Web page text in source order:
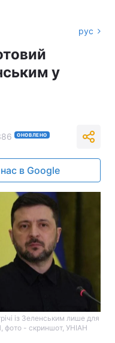
рус
у
ОНОВЛЕНО
в Google
із Зеленським лише для
фото - скриншот, УНІАН